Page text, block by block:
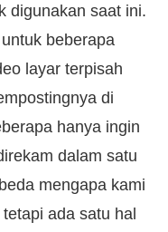
digunakan saat ini.
beberapa
layar terpisah
di
hanya ingin
dalam satu
mengapa kami
ada satu hal